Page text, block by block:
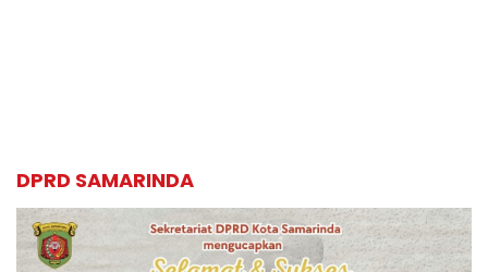
DPRD SAMARINDA